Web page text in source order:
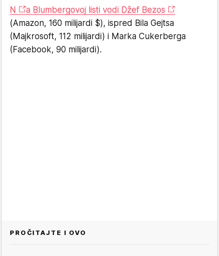
N
a Blumbergovoj listi vodi Džef Bezos
(Amazon, 160 milijardi $), ispred Bila Gejtsa
(Majkrosoft, 112 milijardi) i Marka Cukerberga
(Facebook, 90 milijardi).
PROČITAJTE I OVO